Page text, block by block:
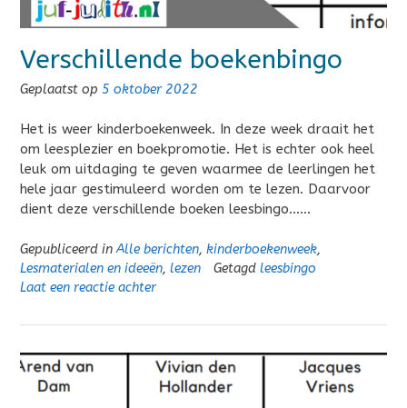
Verschillende boekenbingo
Geplaatst op 5 oktober 2022
Het is weer kinderboekenweek. In deze week draait het
om leesplezier en boekpromotie. Het is echter ook heel
leuk om uitdaging te geven waarmee de leerlingen het
hele jaar gestimuleerd worden om te lezen. Daarvoor
dient deze verschillende boeken leesbingo……
Gepubliceerd inAlle berichten, kinderboekenweek,
Lesmaterialen en ideeën, lezen Getagd leesbingo
Laat een reactie achter